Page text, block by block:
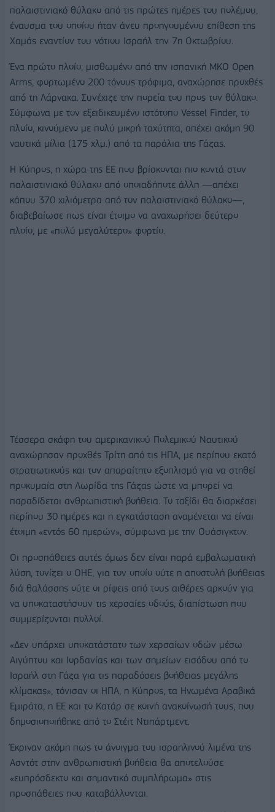
παλαιστινιακό θύλακο από τις πρώτες ημέρες του πολέμου,
έναυσμα του οποίου ήταν άνευ προηγουμένου επίθεση της
Χαμάς εναντίον του νότιου Ισραήλ την 7η Οκτωβρίου.
Ένα πρώτο πλοίο, μισθωμένο από την ισπανική ΜΚΟ Open
Arms, φορτωμένο 200 τόνους τρόφιμα, αναχώρησε προχθές
από τη Λάρνακα. Συνέχιζε την πορεία του προς τον θύλακο.
Σύμφωνα με τον εξειδικευμένο ιστότοπο Vessel Finder, το
πλοίο, κινούμενο με πολύ μικρή ταχύτητα, απέχει ακόμη 90
ναυτικά μίλια (175 χλμ.) από τα παράλια της Γάζας.
Η Κύπρος, η χώρα της ΕΕ που βρίσκονται πιο κοντά στον
παλαιστινιακό θύλακο από οποιαδήποτε άλλη —απέχει
κάπου 370 χιλιόμετρα από τον παλαιστινιακό θύλακο—,
διαβεβαίωσε πως είναι έτοιμο να αναχωρήσει δεύτερο
πλοίο, με «πολύ μεγαλύτερο» φορτίο.
Τέσσερα σκάφη του αμερικανικού Πολεμικού Ναυτικού
αναχώρησαν προχθές Τρίτη από τις ΗΠΑ, με περίπου εκατό
στρατιωτικούς και τον απαραίτητο εξοπλισμό για να στηθεί
προκυμαία στη Λωρίδα της Γάζας ώστε να μπορεί να
παραδίδεται ανθρωπιστική βοήθεια. Το ταξίδι θα διαρκέσει
περίπου 30 ημέρες και η εγκατάσταση αναμένεται να είναι
έτοιμη «εντός 60 ημερών», σύμφωνα με την Ουάσιγκτον.
Οι προσπάθειες αυτές όμως δεν είναι παρά εμβαλωματική
λύση, τονίζει ο ΟΗΕ, για τον οποίο ούτε η αποστολή βοήθειας
διά θαλάσσης ούτε οι ρίψεις από τους αιθέρες αρκούν για
να υποκαταστήσουν τις χερσαίες οδούς, διαπίστωση που
συμμερίζονται πολλοί.
«Δεν υπάρχει υποκατάστατο των χερσαίων οδών μέσω
Αιγύπτου και Ιορδανίας και των σημείων εισόδου από το
Ισραήλ στη Γάζα για τις παραδόσεις βοήθειας μεγάλης
κλίμακας», τόνισαν οι ΗΠΑ, η Κύπρος, τα Ηνωμένα Αραβικά
Εμιράτα, η ΕΕ και το Κατάρ σε κοινή ανακοίνωσή τους, που
δημοσιοποιήθηκε από το Στέιτ Ντιπάρτμεντ.
Έκριναν ακόμη πως το άνοιγμα του ισραηλινού λιμένα της
Ασντότ στην ανθρωπιστική βοήθεια θα αποτελούσε
«ευπρόσδεκτο και σημαντικό συμπλήρωμα» στις
προσπάθειες που καταβάλλονται.